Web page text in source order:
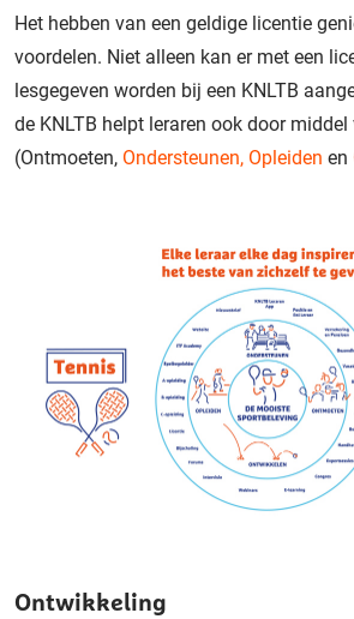
Het hebben van een geldige licentie
voordelen. Niet alleen kan er met een
lesgegeven worden bij een KNLTB
de KNLTB helpt leraren ook door middel
(Ontmoeten, Ondersteunen, Opleiden en
Ontwikkeling